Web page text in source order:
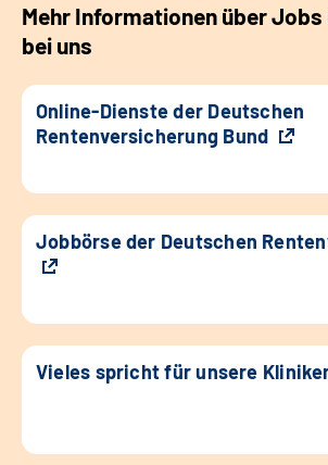
Mehr Informationen über
bei uns
Online-Dienste der Deutschen
Rentenversicherung Bund
Jobbörse der Deutschen
Vieles spricht für unsere